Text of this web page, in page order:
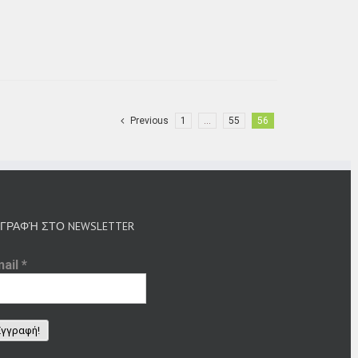
Previous 1 … 55 56
ΣΤΟ NEWSLETTER
*